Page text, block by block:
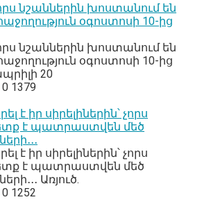
նշաններին խոստանում են
օգոստոսի 10-ից
նշաններին խոստանում են
օգոստոսի 10-ից
20
0 1379
է իր սիրելիներին՝ չորս
է պատրաստվեն մեծ
է իր սիրելիներին՝ չորս
է պատրաստվեն մեծ
Առյուծ.
0 1252